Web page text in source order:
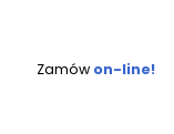
Zamów on-line!